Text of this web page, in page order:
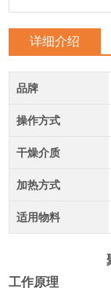
详细介绍
品牌
操作方式
干燥介质
加热方式
适用物料
工作原理